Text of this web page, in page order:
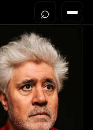
菜单
⌕打开